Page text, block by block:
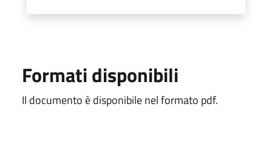
Formati disponibili
Il documento è disponibile nel formato pdf.